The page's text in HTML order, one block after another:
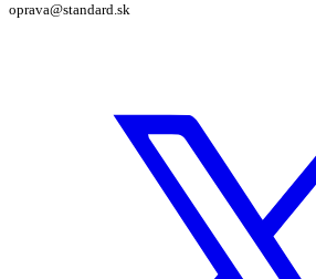
oprava@standard.sk